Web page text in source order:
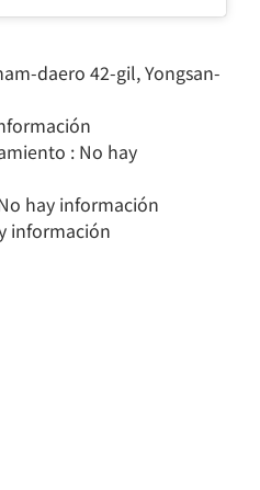
daero 42-gil, Yongsan-
: No hay
hay información
información